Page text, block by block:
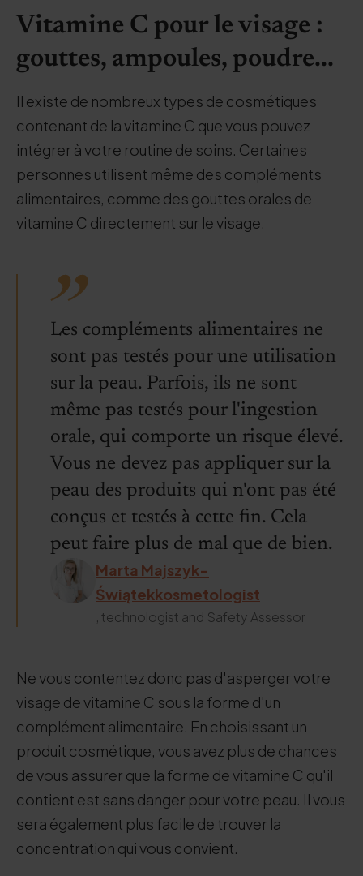
Vitamine C pour le visage :
gouttes, ampoules, poudre...
Il existe de nombreux types de cosmétiques
contenant de la vitamine C que vous pouvez
intégrer à votre routine de soins. Certaines
personnes utilisent même des compléments
alimentaires, comme des gouttes orales de
vitamine C directement sur le visage.
Les compléments alimentaires ne
sont pas testés pour une utilisation
sur la peau. Parfois, ils ne sont
même pas testés pour l'ingestion
orale, qui comporte un risque élevé.
Vous ne devez pas appliquer sur la
peau des produits qui n'ont pas été
conçus et testés à cette fin. Cela
peut faire plus de mal que de bien.
Marta Majszyk-
Świątekkosmetologist
, technologist and Safety Assessor
Ne vous contentez donc pas d'asperger votre
visage de vitamine C sous la forme d'un
complément alimentaire. En choisissant un
produit cosmétique, vous avez plus de chances
de vous assurer que la forme de vitamine C qu'il
contient est sans danger pour votre peau. Il vous
sera également plus facile de trouver la
concentration qui vous convient.